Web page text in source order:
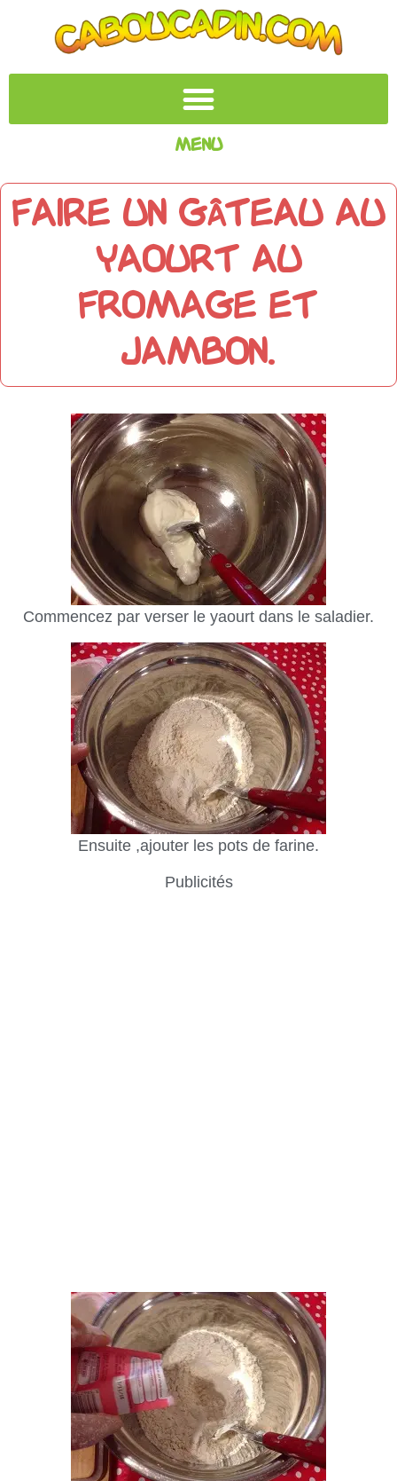
Menu
Faire un gâteau au
yaourt au
fromage et
jambon.
Commencez par verser le yaourt dans le saladier.
Ensuite ,ajouter les pots de farine.
Publicités